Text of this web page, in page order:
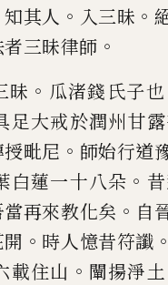
知其人 。 入三昧 。
者三昧律師 。
昧 。 瓜渚錢氏子也
足大戒於潤州甘
授毗尼 。 師始行道
白蓮一十八朵 。
當再來教化矣 。 自
。 時人憶昔符讖 。
載住山 。 闡揚淨土